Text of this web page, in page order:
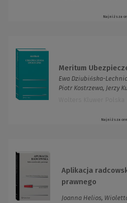
Najniższa
Meritum
Ewa Dziubińska-
Piotr Kostrzewa, Jerzy
Najniższa
Aplikacja
prawnego
Joanna Helios,